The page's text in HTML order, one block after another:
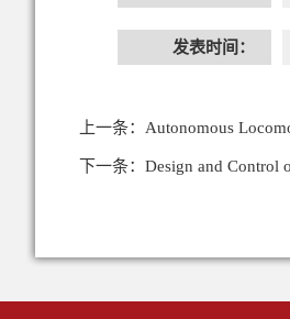
发表时间：
上一条： Autonomous
下一条： Design and Control